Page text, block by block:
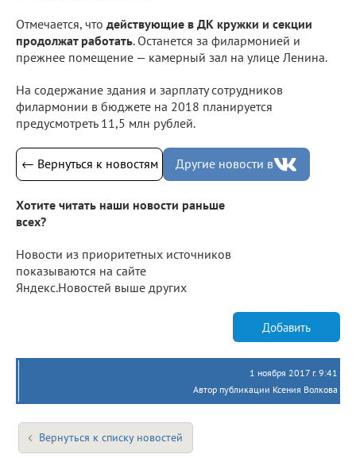
Отмечается, что действующие в ДК кружки и секции
продолжат работать. Останется за филармонией и
прежнее помещение — камерный зал на улице Ленина.
На содержание здания и зарплату сотрудников
филармонии в бюджете на 2018 планируется
предусмотреть 11,5 млн рублей.
← Вернуться к новостям Другие новости в
Хотите читать наши новости раньше
всех?
Новости из приоритетных источников
показываются на сайте
Яндекс.Новостей выше других
Добавить
1 ноября 2017 г. 9:41
Автор публикации Ксения Волкова
Вернуться к списку новостей